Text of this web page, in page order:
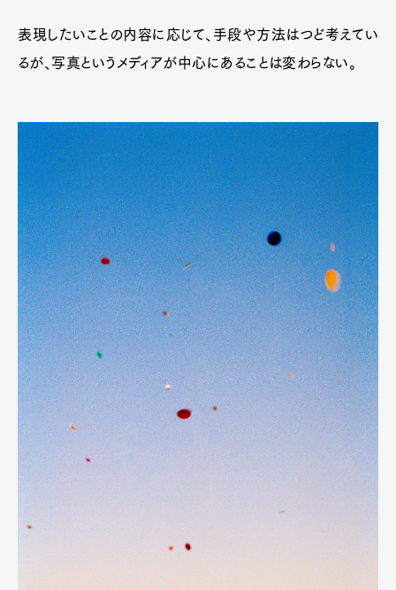
表現したいことの内容に応じて、手段や方法はつど考えてい
るが、写真というメディアが中心にあることは変わらない。